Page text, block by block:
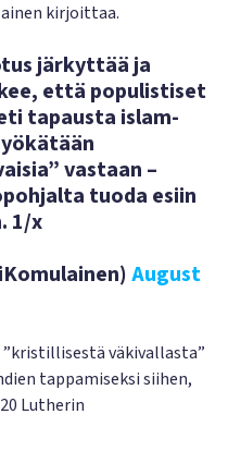
kirjoittaa.
järkyttää ja
että populistiset
tapausta islam-
vastaan –
tuoda esiin
1/x
August
väkivallasta”
tappamiseksi siihen,
Lutherin